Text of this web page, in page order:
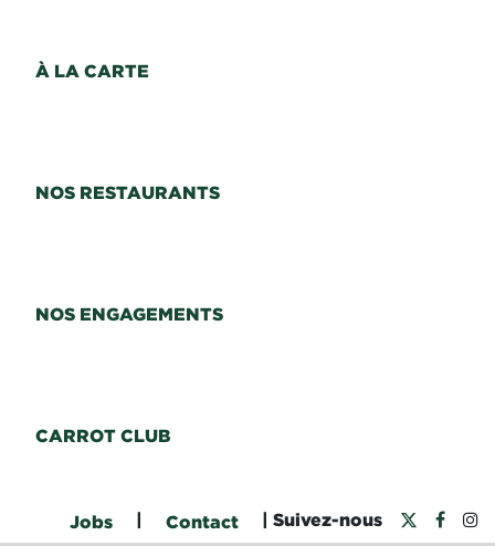
À LA CARTE
NOS RESTAURANTS
NOS ENGAGEMENTS
CARROT CLUB
Jobs Contact | Suivez-nous